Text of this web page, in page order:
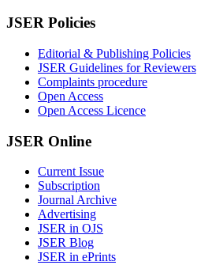
JSER Policies
Editorial & Publishing Policies
JSER Guidelines for Reviewers
Complaints procedure
Open Access
Open Access Licence
JSER Online
Current Issue
Subscription
Journal Archive
Advertising
JSER in OJS
JSER Blog
JSER in ePrints